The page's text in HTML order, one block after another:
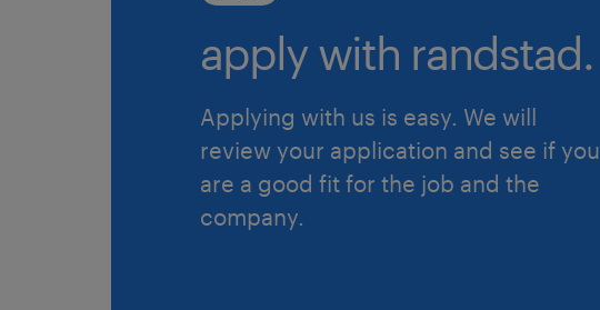
apply with randstad.
Applying with us is easy. We will
review your application and see if you
are a good fit for the job and the
company.